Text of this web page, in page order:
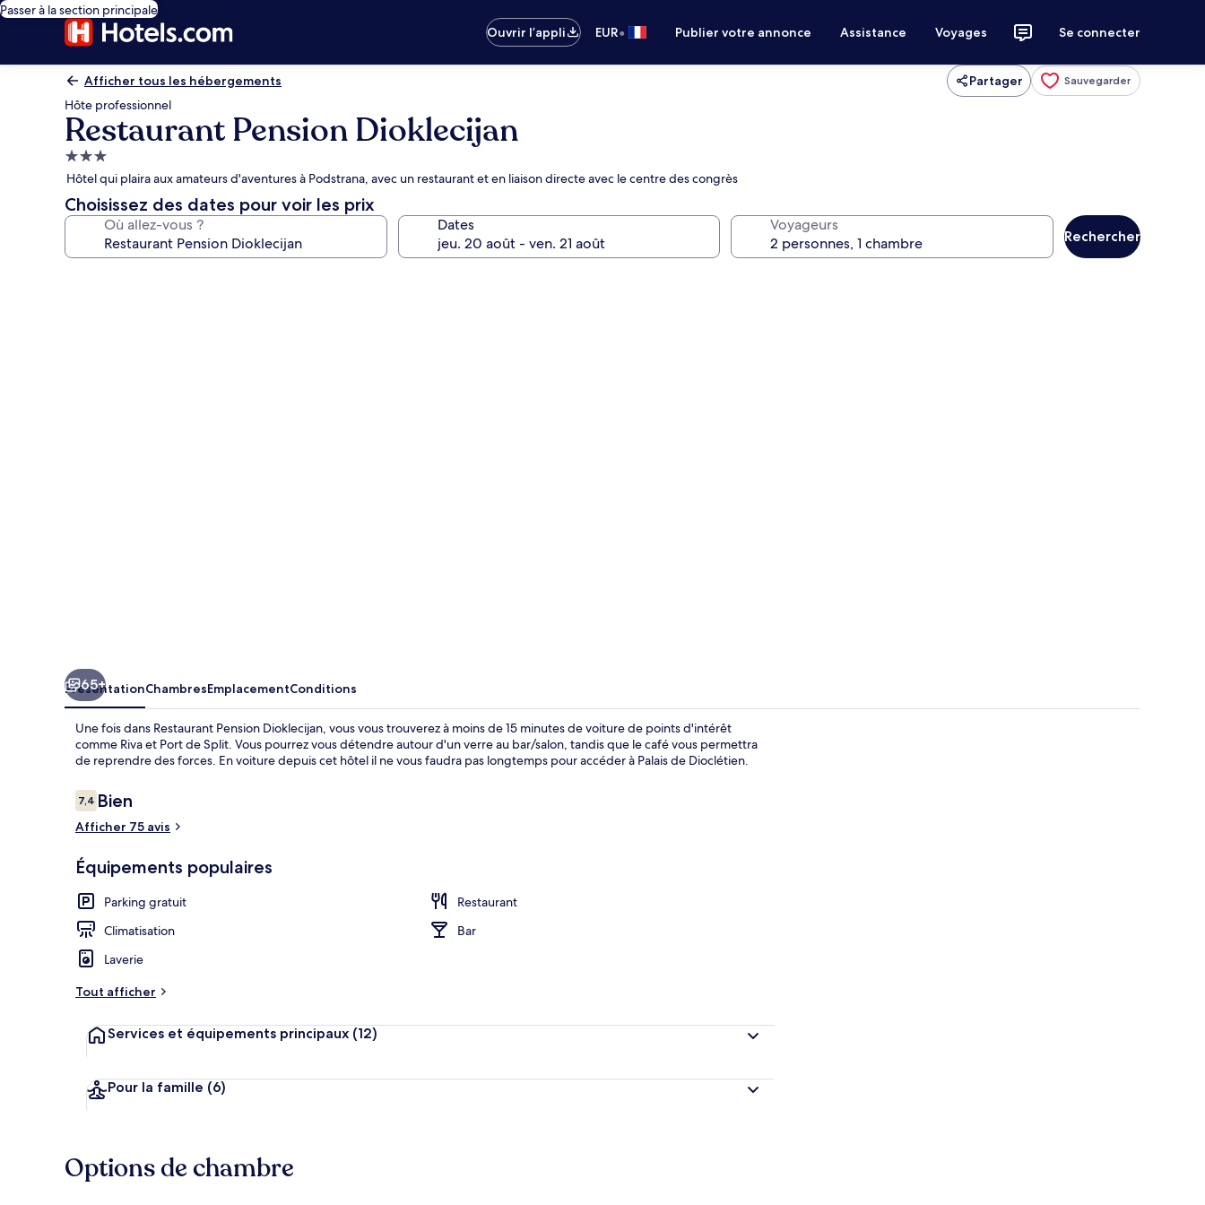
Passer à la section principale
Ouvrir l’appli
EUR• Publier votre annonce Assistance Voyages Se connecter
Afficher tous les hébergements Partager Sauvegarder
Hôte professionnel
Restaurant Pension Dioklecijan
Hébergement
3.0 étoiles
Hôtel qui plaira aux amateurs d'aventures à Podstrana, avec un restaurant et en liaison directe avec le centre des congrès
Choisissez des dates pour voir les prix
Où allez-vous ? Dates Voyageurs
Rechercher
65+
PrésentationChambresEmplacementConditions
Une fois dans Restaurant Pension Dioklecijan, vous vous trouverez à moins de 15 minutes de voiture de points d'intérêt
comme Riva et Port de Split. Vous pourrez vous détendre autour d'un verre au bar/salon, tandis que le café vous permettra
de reprendre des forces. En voiture depuis cet hôtel il ne vous faudra pas longtemps pour accéder à Palais de Dioclétien.
Avis
voyageurs
7,47,4 sur 10
Bien
Afficher 75 avis
Équipements populaires
Parking gratuit
Restaurant
Climatisation
Bar
Laverie
Tout afficher
Services et équipements principaux (12)
Pour la famille (6)
Options de chambre